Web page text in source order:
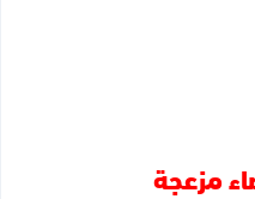
مزعجة